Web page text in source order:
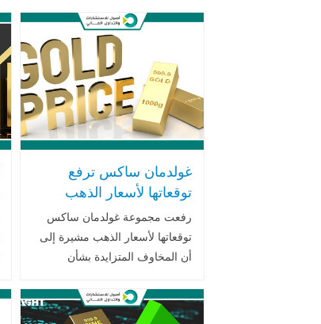
غولدمان ساكس ترفع
توقعاتها لأسعار الذهب
وسط تصاعد الحرب
التجارية ومخاوف الركود
رفعت مجموعة غولدمان ساكس
توقعاتها لأسعار الذهب مشيرة إلى
أن المخاوف المتزايدة بشأن
الحرب التجارية بين الولايات
المتحدة والصين جعلت المعدن